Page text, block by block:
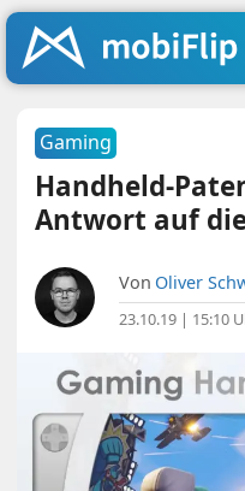
Gaming
Handheld-
Antwort auf
Von Oliver
23.10.19 | 15:10